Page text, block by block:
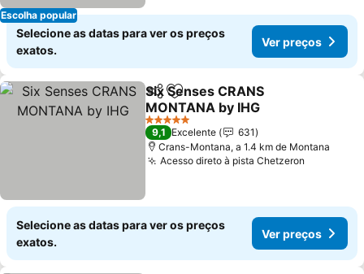
Escolha popular
Selecione as datas para ver os preços
exatos.
Ver preços
PartilharAdicionar aos favoritos
Six Senses CRANS
MONTANA by IHG
Ver preços
5 Estrelas
9,1 Excelente
631
Crans-Montana, a 1.4 km de Montana
Acesso direto à pista Chetzeron
Selecione as datas para ver os preços
exatos.
Ver preços